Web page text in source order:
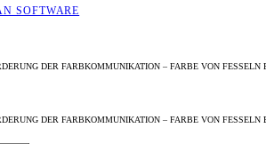
SOFTWARE
DER FARBKOMMUNIKATION – FARBE VON FESSELN
DER FARBKOMMUNIKATION – FARBE VON FESSELN